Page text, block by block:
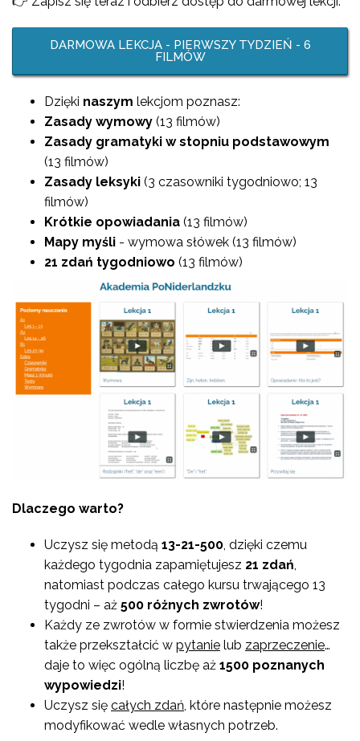
DARMOWA LEKCJA - PIERWSZY TYDZIEŃ - 6
FILMÓW
Dzięki naszym lekcjom poznasz:
Zasady wymowy (13 filmów)
Zasady gramatyki w stopniu podstawowym
(13 filmów)
Zasady leksyki (3 czasowniki tygodniowo; 13
filmów)
Krótkie opowiadania (13 filmów)
Mapy myśli - wymowa słówek (13 filmów)
21 zdań tygodniowo (13 filmów)
Dlaczego warto?
Uczysz się metodą 13-21-500, dzięki czemu
każdego tygodnia zapamiętujesz 21 zdań,
natomiast podczas całego kursu trwającego 13
tygodni – aż 500 różnych zwrotów!
Każdy ze zwrotów w formie stwierdzenia możesz
także przekształcić w pytanie lub zaprzeczenie…
daje to więc ogólną liczbę aż 1500 poznanych
wypowiedzi!
Uczysz się całych zdań, które następnie możesz
modyfikować wedle własnych potrzeb.